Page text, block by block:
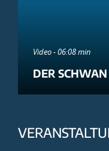
Video - 06:08 min
DER SCHWAN